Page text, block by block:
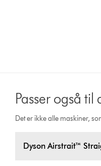
Passer også til
Det er ikke alle maskiner,
Dyson Airstrait™